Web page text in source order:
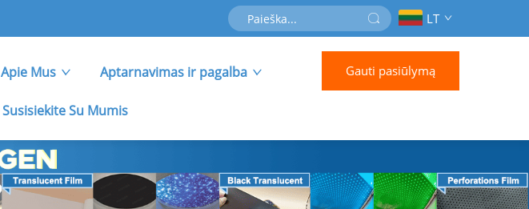
LT
Apie Mus Aptarnavimas ir pagalba
Susisiekite Su Mumis
Gauti pasiūlymą